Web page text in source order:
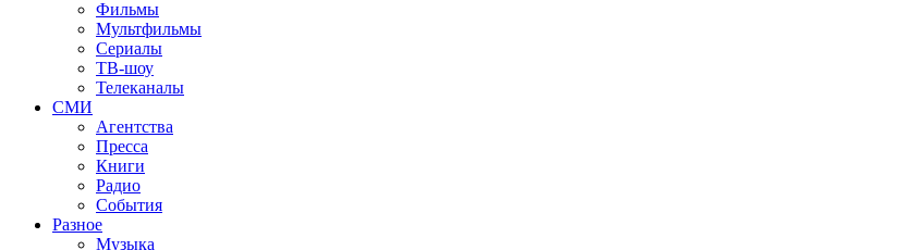
Фильмы
Мультфильмы
Сериалы
ТВ-шоу
Телеканалы
СМИ
Агентства
Пресса
Книги
Радио
События
Разное
Музыка